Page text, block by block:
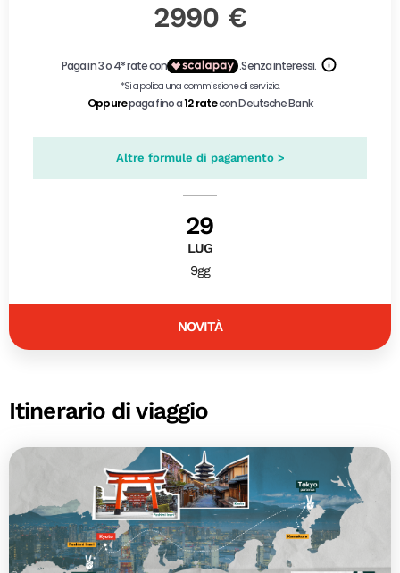
2990 €
Altre formule di pagamento >
29
LUG
9gg
NOVITÀ
Itinerario di viaggio